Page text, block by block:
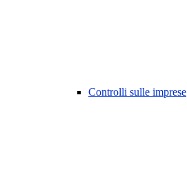
Controlli sulle imprese